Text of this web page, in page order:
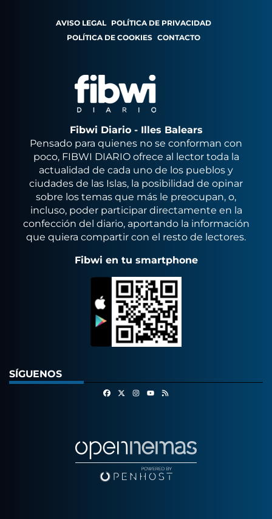
AVISO LEGAL POLÍTICA DE PRIVACIDAD
POLÍTICA DE COOKIES CONTACTO
Fibwi Diario - Illes Balears
Pensado para quienes no se conforman con
poco, FIBWI DIARIO ofrece al lector toda la
actualidad de cada uno de los pueblos y
ciudades de las Islas, la posibilidad de opinar
sobre los temas que más le preocupan, o,
incluso, poder participar directamente en la
confección del diario, aportando la información
que quiera compartir con el resto de lectores.
Fibwi en tu smartphone
SÍGUENOS
FacebookInstagram